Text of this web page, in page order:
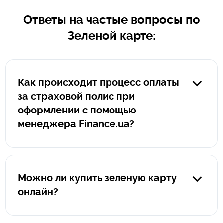
Ответы на частые вопросы по
Зеленой карте:
Как происходит процесс оплаты
за страховой полис при
оформлении с помощью
менеджера Finance.ua?
Finance.ua оплата за такой полис производиться
Прямую ссылку на оплату формирует менеджер
Finance.ua, ссылка всегда начинается исключительно
на portmone.com ваши данные защищены и не
Можно ли купить зеленую карту
онлайн?